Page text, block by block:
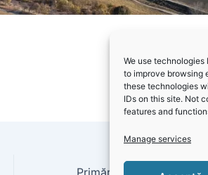
We use
to improve browsing
these technologies
IDs on this site. Not
features and
Manage services